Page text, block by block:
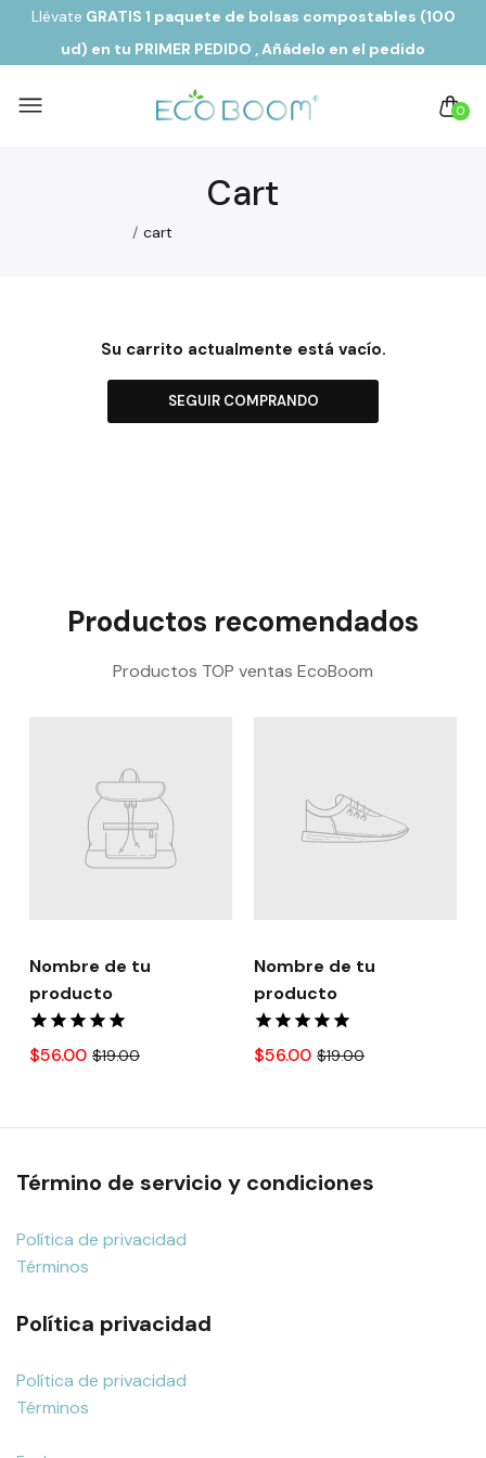
Llévate GRATIS 1 paquete de bolsas compostables (100
ud) en tu PRIMER PEDIDO , Añádelo en el pedido
0
Cart
cart
Su carrito actualmente está vacío.
SEGUIR COMPRANDO
Productos recomendados
Productos TOP ventas EcoBoom
Nombre de tu
producto
$56.00 $19.00
Nombre de tu
producto
$56.00 $19.00
Término de servicio y condiciones
Política de privacidad
Términos
Política privacidad
Política de privacidad
Términos